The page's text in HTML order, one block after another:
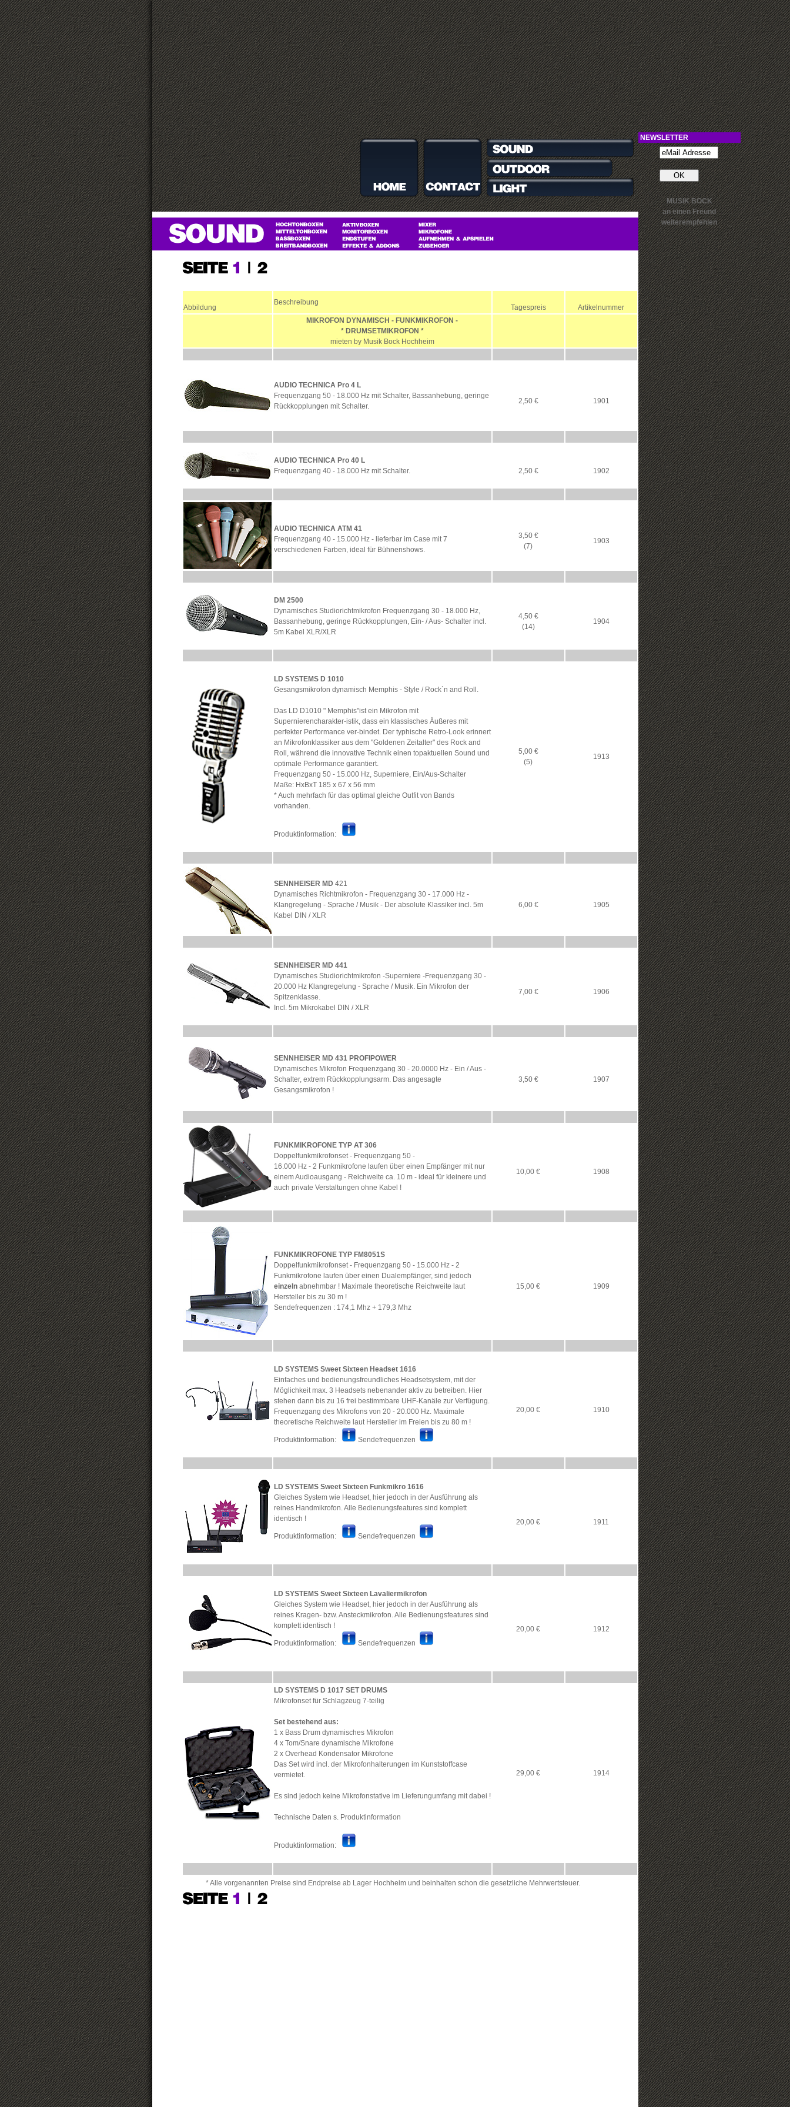
NEWSLETTER
MUSIK BOCK
an einen Freund
weiterempfehlen
Abbildung
Beschreibung
Tagespreis
Artikelnummer
MIKROFON DYNAMISCH - FUNKMIKROFON -
* DRUMSETMIKROFON *
mieten by Musik Bock Hochheim
AUDIO TECHNICA Pro 4 L
Frequenzgang 50 - 18.000 Hz mit Schalter, Bassanhebung, geringe
Rückkopplungen mit Schalter.
2,50 € 1901
AUDIO TECHNICA Pro 40 L
Frequenzgang 40 - 18.000 Hz mit Schalter.
2,50 € 1902
AUDIO TECHNICA ATM 41
Frequenzgang 40 - 15.000 Hz - lieferbar im Case mit 7
verschiedenen Farben, ideal für Bühnenshows.
3,50 €
(7)
1903
DM 2500
Dynamisches Studiorichtmikrofon Frequenzgang 30 - 18.000 Hz,
Bassanhebung, geringe Rückkopplungen, Ein- / Aus- Schalter incl.
5m Kabel XLR/XLR
4,50 €
(14)
1904
LD SYSTEMS D 1010
Gesangsmikrofon dynamisch Memphis - Style / Rock´n and Roll.
Das LD D1010 " Memphis"ist ein Mikrofon mit
Supernierencharakter-istik, dass ein klassisches Äußeres mit
perfekter Performance ver-bindet. Der typhische Retro-Look erinnert
an Mikrofonklassiker aus dem "Goldenen Zeitalter" des Rock and
Roll, während die innovative Technik einen topaktuellen Sound und
optimale Performance garantiert.
Frequenzgang 50 - 15.000 Hz, Superniere, Ein/Aus-Schalter
Maße: HxBxT 185 x 67 x 56 mm
* Auch mehrfach für das optimal gleiche Outfit von Bands
vorhanden.
Produktinformation:
5,00 €
(5)
1913
SENNHEISER MD 421
Dynamisches Richtmikrofon - Frequenzgang 30 - 17.000 Hz -
Klangregelung - Sprache / Musik - Der absolute Klassiker incl. 5m
Kabel DIN / XLR
6,00 € 1905
SENNHEISER MD 441
Dynamisches Studiorichtmikrofon -Superniere -Frequenzgang 30 -
20.000 Hz Klangregelung - Sprache / Musik. Ein Mikrofon der
Spitzenklasse.
Incl. 5m Mikrokabel DIN / XLR
7,00 € 1906
SENNHEISER MD 431 PROFIPOWER
Dynamisches Mikrofon Frequenzgang 30 - 20.0000 Hz - Ein / Aus -
Schalter, extrem Rückkopplungsarm. Das angesagte
Gesangsmikrofon !
3,50 € 1907
FUNKMIKROFONE TYP AT 306
Doppelfunkmikrofonset - Frequenzgang 50 -
16.000 Hz - 2 Funkmikrofone laufen über einen Empfänger mit nur
einem Audioausgang - Reichweite ca. 10 m - ideal für kleinere und
auch private Verstaltungen ohne Kabel !
10,00 € 1908
FUNKMIKROFONE TYP FM8051S
Doppelfunkmikrofonset - Frequenzgang 50 - 15.000 Hz - 2
Funkmikrofone laufen über einen Dualempfänger, sind jedoch
einzelnabnehmbar ! Maximale theoretische Reichweite laut
Hersteller bis zu 30 m !
Sendefrequenzen : 174,1 Mhz + 179,3 Mhz
15,00 € 1909
LD SYSTEMS Sweet Sixteen Headset 1616
Einfaches und bedienungsfreundliches Headsetsystem, mit der
Möglichkeit max. 3 Headsets nebenander aktiv zu betreiben. Hier
stehen dann bis zu 16 frei bestimmbare UHF-Kanäle zur Verfügung.
Frequenzgang des Mikrofons von 20 - 20.000 Hz. Maximale
theoretische Reichweite laut Hersteller im Freien bis zu 80 m !
Produktinformation: Sendefrequenzen
20,00 € 1910
LD SYSTEMS Sweet Sixteen Funkmikro 1616
Gleiches System wie Headset, hier jedoch in der Ausführung als
reines Handmikrofon. Alle Bedienungsfeatures sind komplett
identisch !
Produktinformation: Sendefrequenzen
20,00 € 1911
LD SYSTEMS Sweet Sixteen Lavaliermikrofon
Gleiches System wie Headset, hier jedoch in der Ausführung als
reines Kragen- bzw. Ansteckmikrofon. Alle Bedienungsfeatures sind
komplett identisch !
Produktinformation: Sendefrequenzen
20,00 € 1912
LD SYSTEMS D 1017 SET DRUMS
Mikrofonset für Schlagzeug 7-teilig
Set bestehend aus:
1 x Bass Drum dynamisches Mikrofon
4 x Tom/Snare dynamische Mikrofone
2 x Overhead Kondensator Mikrofone
Das Set wird incl. der Mikrofonhalterungen im Kunststoffcase
vermietet.
Es sind jedoch keine Mikrofonstative im Lieferungumfang mit dabei !
Technische Daten s. Produktinformation
Produktinformation:
29,00 € 1914
* Alle vorgenannten Preise sind Endpreise ab Lager Hochheim und beinhalten schon die gesetzliche Mehrwertsteuer.